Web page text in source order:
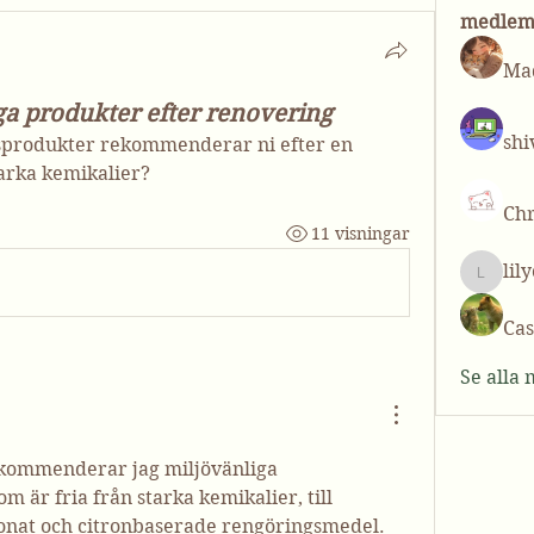
produkter efter renovering
rekommenderar ni efter en
kemikalier?
11 visningar
jag miljövänliga
är fria från starka kemikalier, till
och citronbaserade rengöringsmedel.
Se alla